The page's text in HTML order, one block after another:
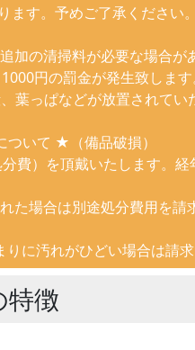
す。予めご了承ください
の清掃料が必要な場合が
円の罰金が発生致しま
っぱなどが放置されてい
いて ★（備品破損）
費）を頂戴いたします。経
場合は別途処分費用を請
に汚れがひどい場合は請求
特徴